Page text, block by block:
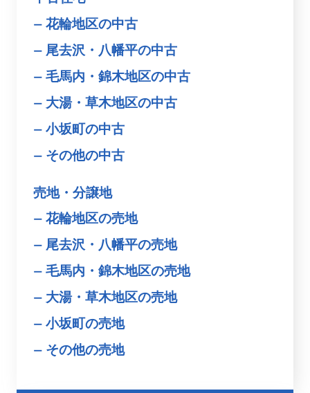
花輪地区の中古
尾去沢・八幡平の中古
毛馬内・錦木地区の中古
大湯・草木地区の中古
小坂町の中古
その他の中古
売地・分譲地
花輪地区の売地
尾去沢・八幡平の売地
毛馬内・錦木地区の売地
大湯・草木地区の売地
小坂町の売地
その他の売地